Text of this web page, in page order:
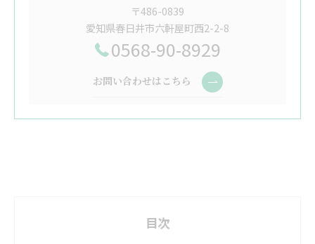
〒486-0839
愛知県春日井市六軒屋町西2-2-8
0568-90-8929
お問い合わせはこちら
目次